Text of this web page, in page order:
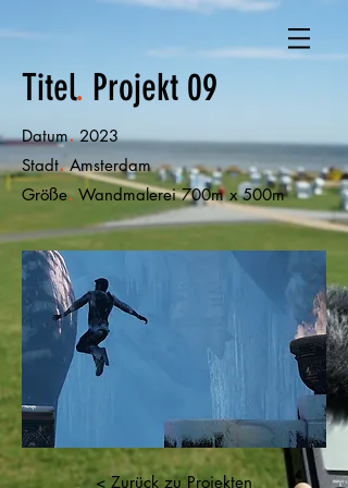
Titel. Projekt 09
Datum.2023
Stadt.Amsterdam
Größe. Wandmalerei 700m x 500m
< Zurück zu Projekten